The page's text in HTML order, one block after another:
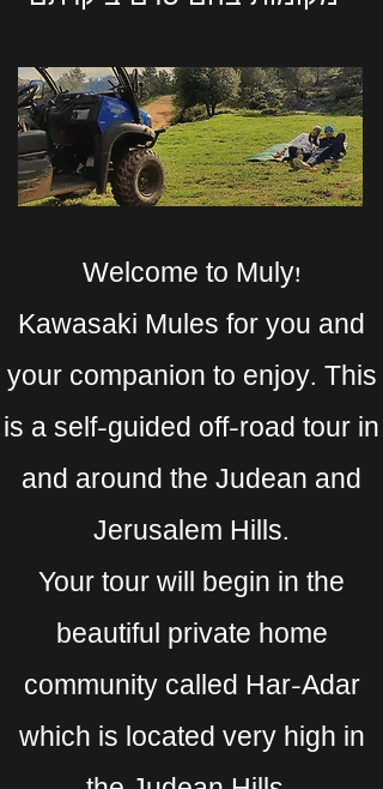
Welcome to Muly!
Kawasaki Mules for you and
your companion to enjoy. This
is a self-guided off-road tour in
and around the Judean and
Jerusalem Hills.
Your tour will begin in the
beautiful private home
community called Har-Adar
which is located very high in